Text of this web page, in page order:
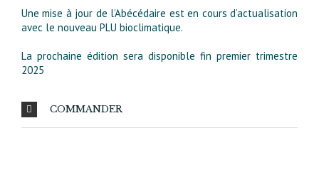
Une mise à jour de l’Abécédaire est en cours d’actualisation
avec le nouveau PLU bioclimatique.
La prochaine édition sera disponible fin premier trimestre
2025
COMMANDER